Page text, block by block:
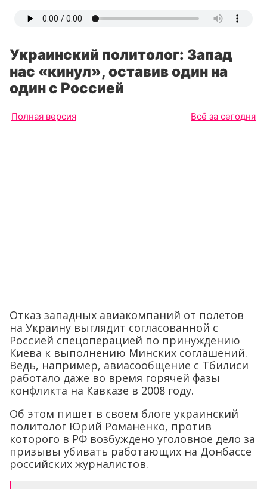
Украинский политолог: Запад
нас «кинул», оставив один на
один с Россией
Полная версия Всё за сегодня
Отказ западных авиакомпаний от полетов
на Украину выглядит согласованной с
Россией спецоперацией по принуждению
Киева к выполнению Минских соглашений.
Ведь, например, авиасообщение с Тбилиси
работало даже во время горячей фазы
конфликта на Кавказе в 2008 году.
Об этом пишет в своем блоге украинский
политолог Юрий Романенко, против
которого в РФ возбуждено уголовное дело за
призывы убивать работающих на Донбассе
российских журналистов.